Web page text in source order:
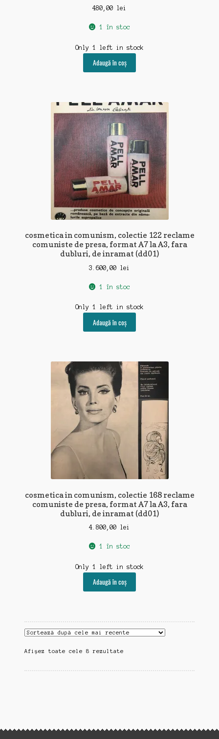
480,00 lei
1 în stoc
Only 1 left in stock
Adaugă în coș
cosmetica in comunism, colectie 122 reclame
comuniste de presa, format A7 la A3, fara
dubluri, de inramat (dd01)
3.600,00 lei
1 în stoc
Only 1 left in stock
Adaugă în coș
cosmetica in comunism, colectie 168 reclame
comuniste de presa, format A7 la A3, fara
dubluri, de inramat (dd01)
4.800,00 lei
1 în stoc
Only 1 left in stock
Adaugă în coș
Afișez toate cele 8 rezultateSortat
cele